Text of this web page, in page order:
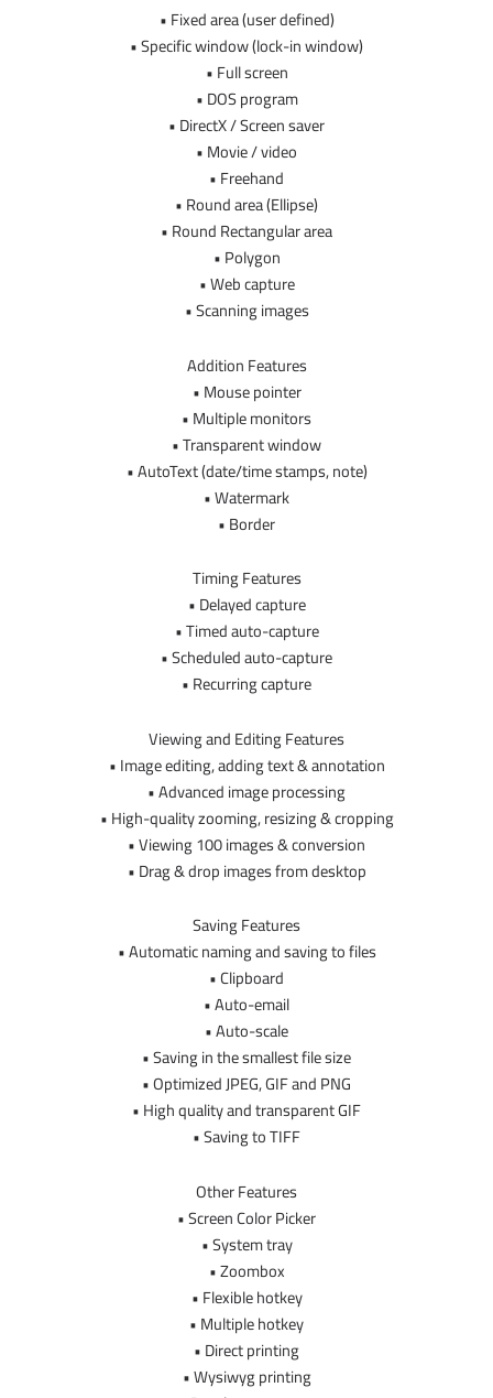
• Fixed area (user defined)
• Specific window (lock-in window)
• Full screen
• DOS program
• DirectX / Screen saver
• Movie / video
• Freehand
• Round area (Ellipse)
• Round Rectangular area
• Polygon
• Web capture
• Scanning images
Addition Features
• Mouse pointer
• Multiple monitors
• Transparent window
• AutoText (date/time stamps, note)
• Watermark
• Border
Timing Features
• Delayed capture
• Timed auto-capture
• Scheduled auto-capture
• Recurring capture
Viewing and Editing Features
• Image editing, adding text & annotation
• Advanced image processing
• High-quality zooming, resizing & cropping
• Viewing 100 images & conversion
• Drag & drop images from desktop
Saving Features
• Automatic naming and saving to files
• Clipboard
• Auto-email
• Auto-scale
• Saving in the smallest file size
• Optimized JPEG, GIF and PNG
• High quality and transparent GIF
• Saving to TIFF
Other Features
• Screen Color Picker
• System tray
• Zoombox
• Flexible hotkey
• Multiple hotkey
• Direct printing
• Wysiwyg printing